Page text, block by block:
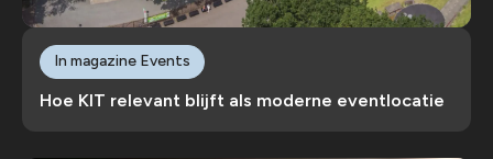
Hoe KIT relevant blijft als moderne eventlocatie
In magazine Events